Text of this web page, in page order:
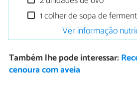
1 colher de sopa de
Ver informação
Também lhe pode interessar:
cenoura com aveia